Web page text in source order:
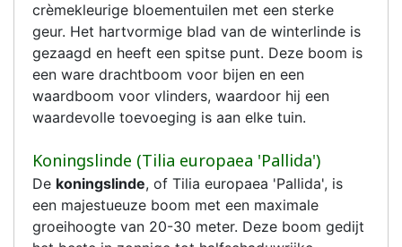
crèmekleurige bloementuilen met een sterke
geur. Het hartvormige blad van de winterlinde is
gezaagd en heeft een spitse punt. Deze boom is
een ware drachtboom voor bijen en een
waardboom voor vlinders, waardoor hij een
waardevolle toevoeging is aan elke tuin.
Koningslinde (Tilia europaea 'Pallida')
De koningslinde, of Tilia europaea 'Pallida', is
een majestueuze boom met een maximale
groeihoogte van 20-30 meter. Deze boom gedijt